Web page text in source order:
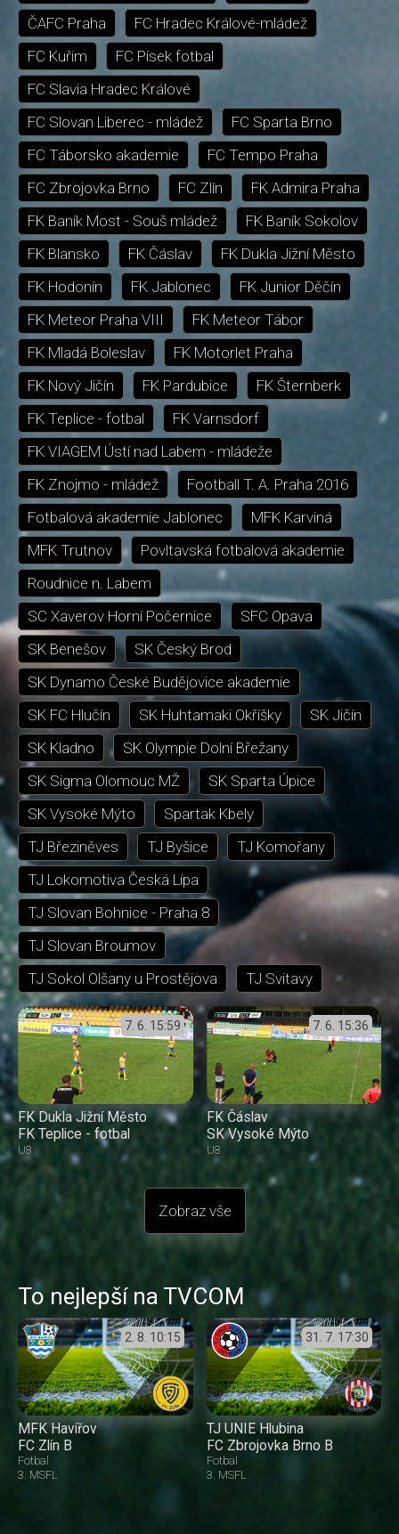
ČAFC Praha
FC Hradec Králové-mládež
FC Kuřim
FC Písek fotbal
FC Slavia Hradec Králové
FC Slovan Liberec - mládež
FC Sparta Brno
FC Táborsko akademie
FC Tempo Praha
FC Zbrojovka Brno
FC Zlín
FK Admira Praha
FK Baník Most - Souš mládež
FK Baník Sokolov
FK Blansko
FK Čáslav
FK Dukla Jižní Město
FK Hodonín
FK Jablonec
FK Junior Děčín
FK Meteor Praha VIII
FK Meteor Tábor
FK Mladá Boleslav
FK Motorlet Praha
FK Nový Jičín
FK Pardubice
FK Šternberk
FK Teplice - fotbal
FK Varnsdorf
FK VIAGEM Ústí nad Labem - mládeže
FK Znojmo - mládež
Football T. A. Praha 2016
Fotbalová akademie Jablonec
MFK Karviná
MFK Trutnov
Povltavská fotbalová akademie
Roudnice n. Labem
SC Xaverov Horní Počernice
SFC Opava
SK Benešov
SK Český Brod
SK Dynamo České Budějovice akademie
SK FC Hlučín
SK Huhtamaki Okříšky
SK Jičín
SK Kladno
SK Olympie Dolní Břežany
SK Sigma Olomouc MŽ
SK Sparta Úpice
SK Vysoké Mýto
Spartak Kbely
TJ Březiněves
TJ Byšice
TJ Komořany
TJ Lokomotiva Česká Lípa
TJ Slovan Bohnice - Praha 8
TJ Slovan Broumov
TJ Sokol Olšany u Prostějova
TJ Svitavy
7. 6. 15:59
FK Dukla Jižní Město
FK Teplice - fotbal
U8
7. 6. 15:36
FK Čáslav
SK Vysoké Mýto
U8
Zobraz vše
To nejlepší na TVCOM
2. 8. 10:15
MFK Havířov
FC Zlín B
Fotbal
3. MSFL
31. 7. 17:30
TJ UNIE Hlubina
FC Zbrojovka Brno B
Fotbal
3. MSFL